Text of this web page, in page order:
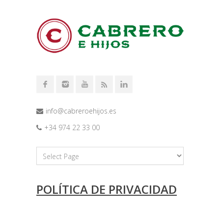
info@cabreroehijos.es
+34 974 22 33 00
POLÍTICA DE PRIVACIDAD